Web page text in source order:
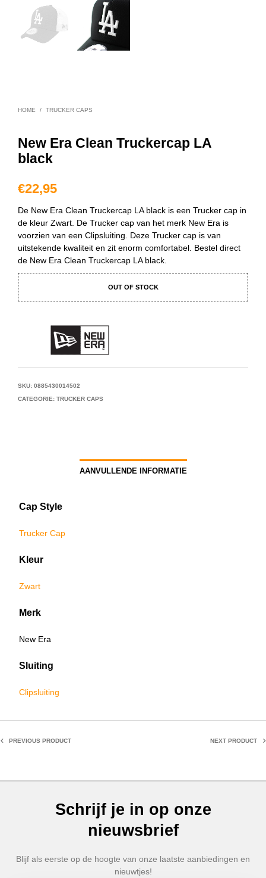
HOME / TRUCKER CAPS
New Era Clean Truckercap LA
black
€22,95
De New Era Clean Truckercap LA black is een Trucker cap in
de kleur Zwart. De Trucker cap van het merk New Era is
voorzien van een Clipsluiting. Deze Trucker cap is van
uitstekende kwaliteit en zit enorm comfortabel. Bestel direct
de New Era Clean Truckercap LA black.
OUT OF STOCK
SKU: 0885430014502
CATEGORIE: TRUCKER CAPS
AANVULLENDE INFORMATIE
Cap Style
Trucker Cap
Kleur
Zwart
Merk
New Era
Sluiting
Clipsluiting
PREVIOUS PRODUCT NEXT PRODUCT
Schrijf je in op onze
nieuwsbrief
Blijf als eerste op de hoogte van onze laatste aanbiedingen en
nieuwtjes!